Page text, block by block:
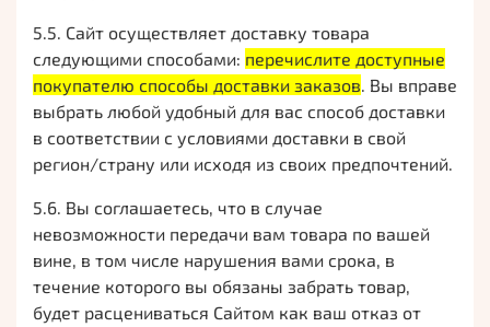
5.5. Сайт осуществляет доставку товара
следующими способами: перечислите доступные
покупателю способы доставки заказов. Вы вправе
выбрать любой удобный для вас способ доставки
в соответствии с условиями доставки в свой
регион/страну или исходя из своих предпочтений.
5.6. Вы соглашаетесь, что в случае
невозможности передачи вам товара по вашей
вине, в том числе нарушения вами срока, в
течение которого вы обязаны забрать товар,
будет расцениваться Сайтом как ваш отказ от